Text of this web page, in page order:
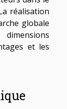
réalisation
globale
et les